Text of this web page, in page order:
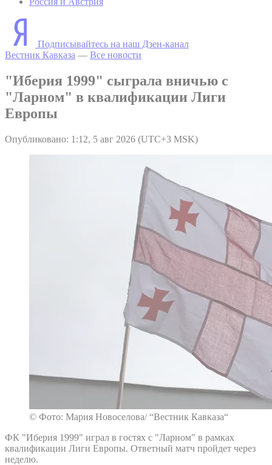
Подписывайтесь на наш Дзен-канал
Вестник Кавказа — Все новости
"Иберия 1999" сыграла вничью с
"Ларном" в квалификации Лиги
Европы
Опубликовано: 1:12, 5 авг 2026 (UTC+3 MSK)
© Фото: Мария Новоселова/ “Вестник Кавказа“
ФК "Иберия 1999" играл в гостях с "Ларном" в рамках
квалификации Лиги Европы. Ответный матч пройдет через
неделю.